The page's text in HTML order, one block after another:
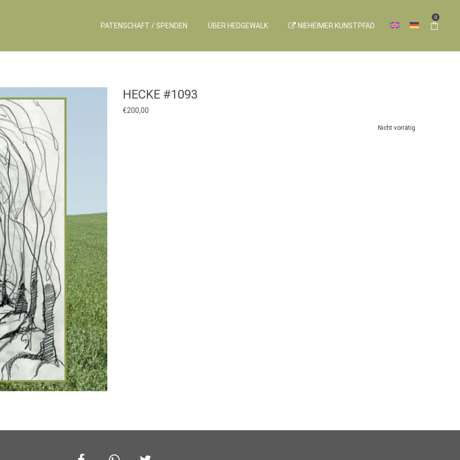
PATENSCHAFT / SPENDEN ÜBER HEDGEWALK NIEHEIMER KUNSTPFAD
0
HECKE #1093
€200,00
Nicht vorrätig